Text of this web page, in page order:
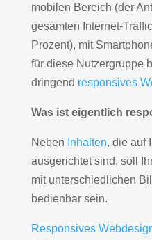
mobilen Bereich (der
gesamten Internet-
Prozent), mit
für diese Nutzergruppe
dringend responsives
Was ist eigentlich
Neben Inhalten, die auf
ausgerichtet sind, soll
mit unterschiedlichen
bedienbar sein.
Responsives